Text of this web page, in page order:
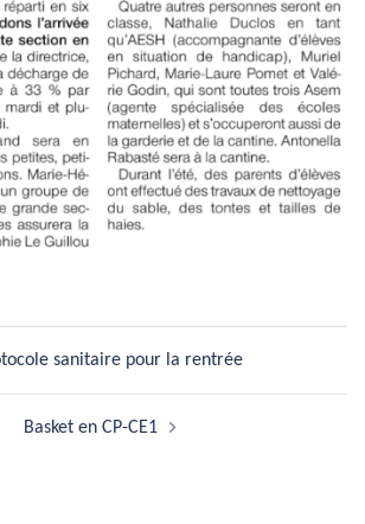
sanitaire pour la rentrée
Basket en CP-CE1